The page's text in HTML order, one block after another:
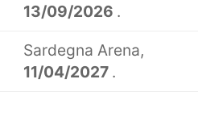
13/09/2026 .
Sardegna Arena,
11/04/2027 .